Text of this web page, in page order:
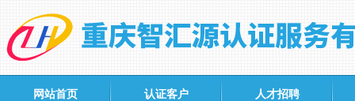
网站首页 认证客户 人才招聘